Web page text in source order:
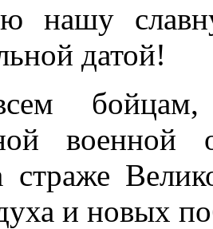
нашу
датой!
страже
и новых